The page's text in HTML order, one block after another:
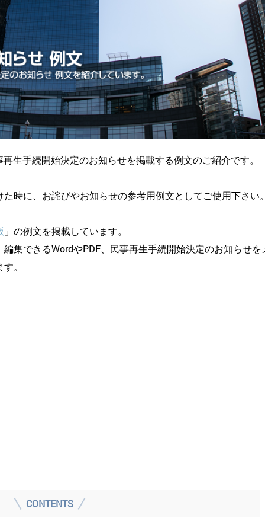
生手続開始決定のお知らせを掲載する例文のご紹介です。
時に、お詫びやお知らせの参考用例文としてご使用下さい
」の例文を掲載しています。
集できるWordやPDF、民事再生手続開始決定のお知らせを
。
CONTENTS